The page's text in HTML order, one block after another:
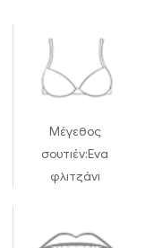
Μέγεθος
σουτιέν:Ενα
φλιτζάνι